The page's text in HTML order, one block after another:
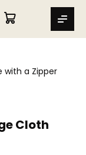
MIN VARUKORG
with a Zipper
Cloth